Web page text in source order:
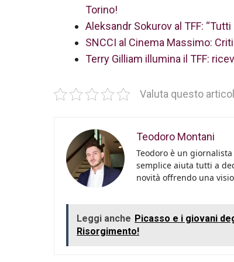
Torino!
Aleksandr Sokurov al TFF:
SNCCI al Cinema Massimo:
Terry Gilliam illumina il TFF:
Valuta questo
Teodoro Montani
Teodoro è un
semplice aiuta tutti a
novità offrendo una
Leggi anche Picasso e i giovani
Risorgimento!